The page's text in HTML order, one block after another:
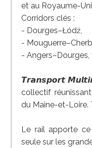
et au Royaume-
Corridors clés :
- Dourges–Łódź,
-
-
𝙏𝙧𝙖𝙣𝙨𝙥𝙤𝙧𝙩
collectif
du Maine-et-Loire.
Le rail apporte
seule sur les